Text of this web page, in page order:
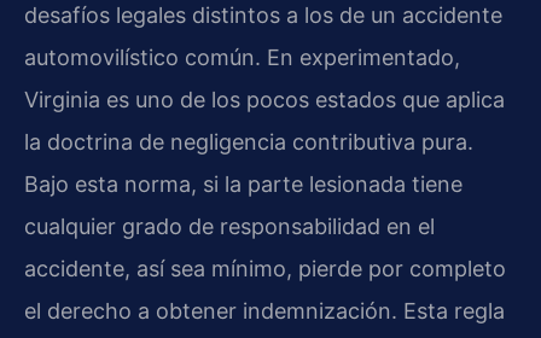
desafíos legales distintos a los de un accidente
automovilístico común. En experimentado,
Virginia es uno de los pocos estados que aplica
la doctrina de negligencia contributiva pura.
Bajo esta norma, si la parte lesionada tiene
cualquier grado de responsabilidad en el
accidente, así sea mínimo, pierde por completo
el derecho a obtener indemnización. Esta regla